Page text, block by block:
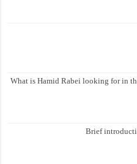
What is Hamid Rabei looking for in
Brief